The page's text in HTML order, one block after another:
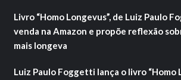
Livro “Homo Longevus”, de Luiz Paulo
venda na Amazon e propõe reflexão
mais longeva
Luiz Paulo Foggetti lança o livro “Homo